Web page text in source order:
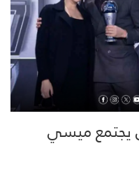
يجتمع ميسي